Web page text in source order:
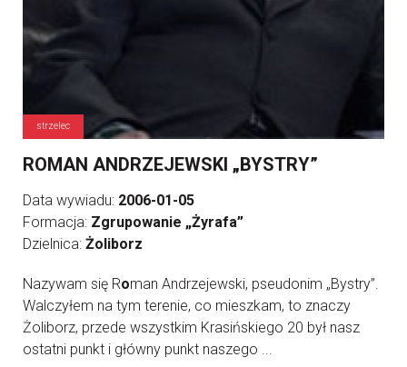
strzelec
ROMAN ANDRZEJEWSKI „BYSTRY”
Data wywiadu: 2006-01-05
Formacja: Zgrupowanie „Żyrafa”
Dzielnica: Żoliborz
Nazywam się Roman Andrzejewski, pseudonim „Bystry”.
Walczyłem na tym terenie, co mieszkam, to znaczy
Żoliborz, przede wszystkim Krasińskiego 20 był nasz
ostatni punkt i główny punkt naszego ...